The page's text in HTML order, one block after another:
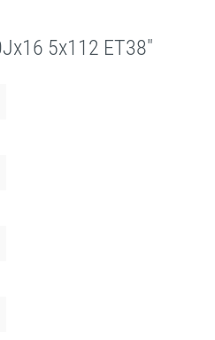
5x112 ET38"